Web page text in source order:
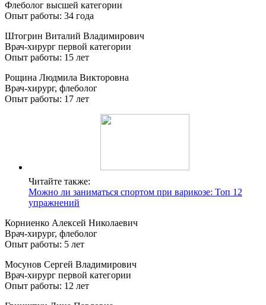
Флеболог высшей категории
Опыт работы: 34 года
Штогрин Виталий Владимирович
Врач-хирург первой категории
Опыт работы: 15 лет
Рощина Людмила Викторовна
Врач-хирург, флеболог
Опыт работы: 17 лет
Читайте также:
Можно ли заниматься спортом при варикозе: Топ 12
упражнений
Корниенко Алексей Николаевич
Врач-хирург, флеболог
Опыт работы: 5 лет
Мосунов Сергей Владимирович
Врач-хирург первой категории
Опыт работы: 12 лет